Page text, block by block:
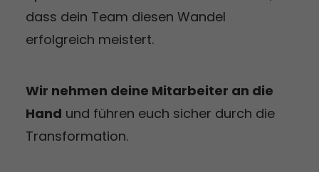
dass dein Team diesen Wandel
erfolgreich meistert.
Wir nehmen deine Mitarbeiter an die
Hand und führen euch sicher durch die
Transformation.